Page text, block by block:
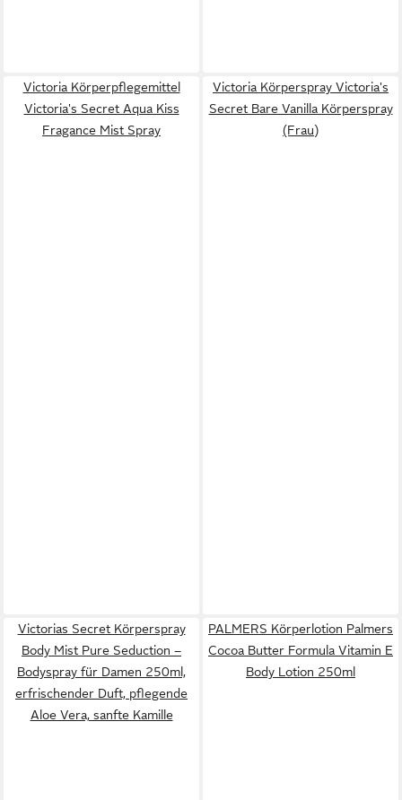
Victoria Körperpflegemittel
Victoria's Secret Aqua Kiss
Fragance Mist Spray
Victoria Körperspray Victoria's
Secret Bare Vanilla Körperspray
(Frau)
Victorias Secret Körperspray
Body Mist Pure Seduction –
Bodyspray für Damen 250ml,
erfrischender Duft, pflegende
Aloe Vera, sanfte Kamille
PALMERS Körperlotion Palmers
Cocoa Butter Formula Vitamin E
Body Lotion 250ml